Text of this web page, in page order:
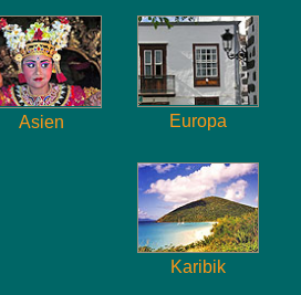
Asien Europa
Karibik